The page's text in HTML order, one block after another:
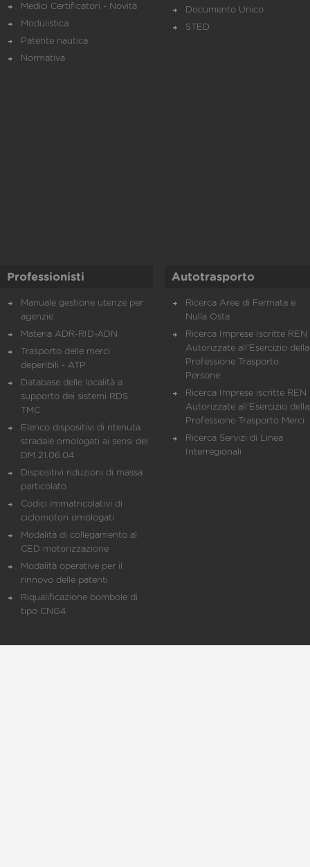
Medici Certificatori - Novità
Modulistica
Patente nautica
Normativa
Documento Unico
STED
Professionisti
Manuale gestione utenze per
agenzie
Materia ADR-RID-ADN
Trasporto delle merci
deperibili - ATP
Database delle località a
supporto dei sistemi RDS
TMC
Elenco dispositivi di ritenuta
stradale omologati ai sensi del
DM 21.06.04
Dispositivi riduzioni di massa
particolato
Codici immatricolativi di
ciclomotori omologati
Modalità di collegamento al
CED motorizzazione
Modalità operative per il
rinnovo delle patenti
Riqualificazione bombole di
tipo CNG4
Autotrasporto
Ricerca Aree di Fermata e
Nulla Osta
Ricerca Imprese Iscritte REN
Autorizzate all'Esercizio della
Professione Trasporto
Persone
Ricerca Imprese iscritte REN
Autorizzate all'Esercizio della
Professione Trasporto Merci
Ricerca Servizi di Linea
Interregionali